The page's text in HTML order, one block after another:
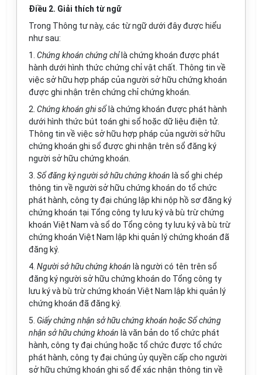
Điều 2. Giải thích từ ngữ
Trong Thông tư này, các từ ngữ dưới đây được hiểu
như sau:
1. Chứng khoán chứng chỉlà chứng khoán được phát
hành dưới hình thức chứng chỉ vật chất. Thông tin về
việc sở hữu hợp pháp của người sở hữu chứng khoán
được ghi nhận trên chứng chỉ chứng khoán.
2. Chứng khoán ghi sổ là chứng khoán được phát hành
dưới hình thức bút toán ghi sổ hoặc dữ liệu điện tử.
Thông tin về việc sở hữu hợp pháp của người sở hữu
chứng khoán ghi sổ được ghi nhận trên sổ đăng ký
người sở hữu chứng khoán.
3. Sổ đăng ký người sở hữu chứng khoán là sổ ghi chép
thông tin về người sở hữu chứng khoán do tổ chức
phát hành, công ty đại chúng lập khi nộp hồ sơ đăng ký
chứng khoán tại Tổng công ty lưu ký và bù trừ chứng
khoán Việt Nam và sổ do Tổng công ty lưu ký và bù trừ
chứng khoán Việt Nam lập khi quản lý chứng khoán đã
đăng ký.
4. Người sở hữu chứng khoán là người có tên trên sổ
đăng ký người sở hữu chứng khoán do Tổng công ty
lưu ký và bù trừ chứng khoán Việt Nam lập khi quản lý
chứng khoán đã đăng ký.
5. Giấy chứng nhận sở hữu chứng khoán hoặc Sổ chứng
nhận sở hữu chứng khoán là văn bản do tổ chức phát
hành, công ty đại chúng hoặc tổ chức được tổ chức
phát hành, công ty đại chúng ủy quyền cấp cho người
sở hữu chứng khoán ghi sổ để xác nhận thông tin về